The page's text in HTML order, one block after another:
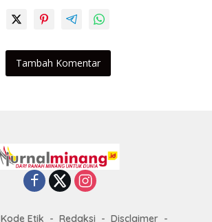
Tambah Komentar
Kode Etik Redaksi Disclaimer